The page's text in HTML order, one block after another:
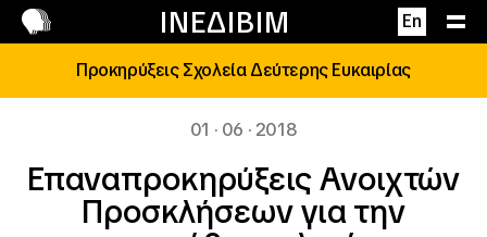
ΙΝΕΔΙΒΙΜ En
Επικοινωνία
Προκηρύξεις Σχολεία Δεύτερης Ευκαιρίας
01 · 06 · 2018
Επαναπροκηρύξεις Ανοιχτών
Προσκλήσεων για την